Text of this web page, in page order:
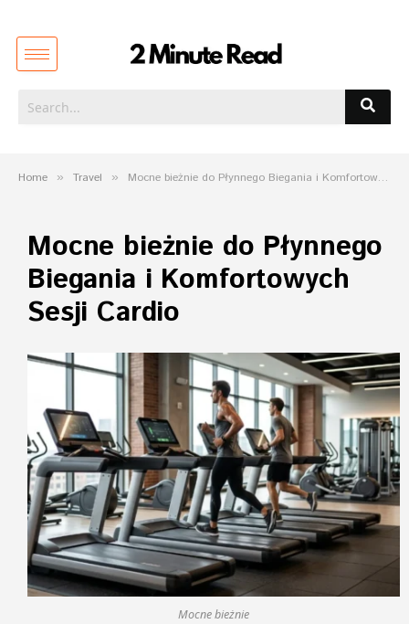
Home » Travel » Mocne bieżnie do Płynnego Biegania i Komfortowych Sesji Cardio
Mocne bieżnie do Płynnego
Biegania i Komfortowych
Sesji Cardio
Mocne bieżnie